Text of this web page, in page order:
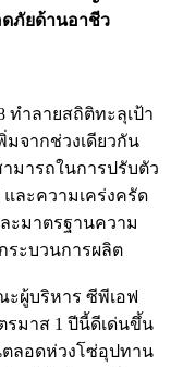
ภัยด้านอาชีว
ทำลายสถิติทะลุเป้า
มจากช่วงเดียวกัน
มารถในการปรับตัว
ละความเคร่งครัด
ะมาตรฐานความ
ะบวนการผลิต
ผู้บริหาร ซีพีเอฟ
รมาส 1 ปีนี้ดีเด่นขึ้น
ลอดห่วงโซ่อุปทาน